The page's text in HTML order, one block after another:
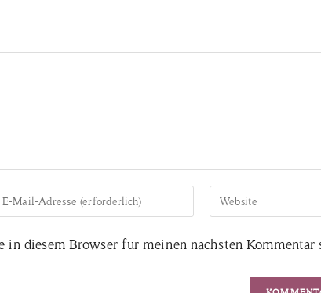
diesem Browser für meinen nächsten Kommentar